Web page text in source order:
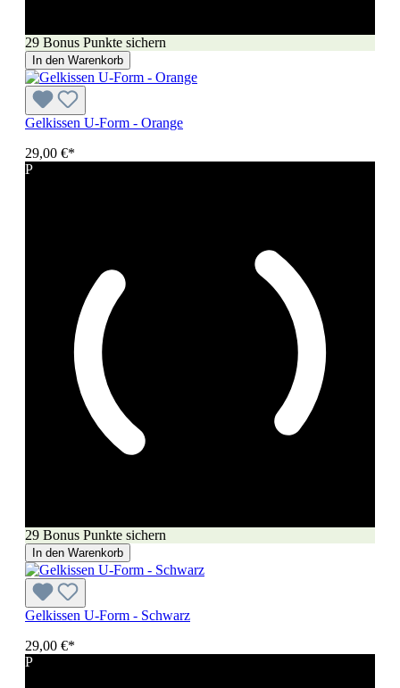
29 Bonus Punkte sichern
In den Warenkorb
Gelkissen U-Form - Orange
29,00 €*
P
29 Bonus Punkte sichern
In den Warenkorb
Gelkissen U-Form - Schwarz
29,00 €*
P